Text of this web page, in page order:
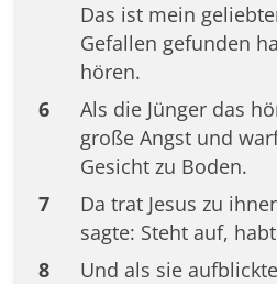
Das ist mein
Gefallen gefunden
hören.
6
Als die Jünger das
große Angst und
Gesicht zu Boden.
7
Da trat Jesus zu
sagte: Steht auf,
8
Und als sie